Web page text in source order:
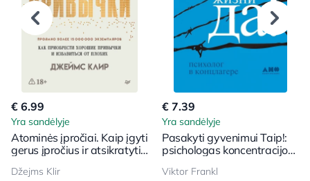
€ 6.99
Yra sandėlyje
Atominės įpročiai. Kaip įgyti
gerus įpročius ir atsikratyti
Džejms Klir
€ 7.39
Yra sandėlyje
Pasakyti gyvenimui Taip!:
psichologas koncentracijos
Viktor Frankl